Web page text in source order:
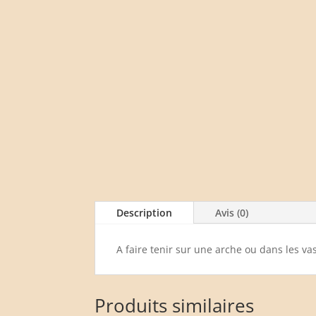
Description Avis (0)
A faire tenir sur une arche ou dans les
Produits similaires